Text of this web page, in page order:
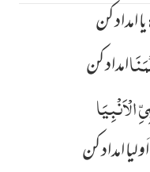
یا امداد کن
امداد کن
الْاَنْبِیَا
امداد کن